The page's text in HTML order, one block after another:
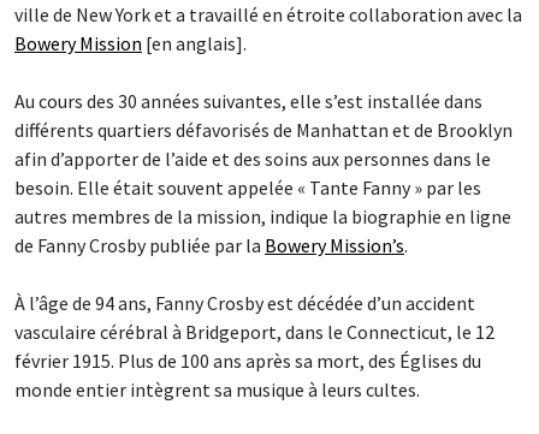
ville de New York et a travaillé en étroite collaboration avec la
Bowery Mission [en anglais].
Au cours des 30 années suivantes, elle s’est installée dans
différents quartiers défavorisés de Manhattan et de Brooklyn
afin d’apporter de l’aide et des soins aux personnes dans le
besoin. Elle était souvent appelée « Tante Fanny » par les
autres membres de la mission, indique la biographie en ligne
de Fanny Crosby publiée par la Bowery Mission’s.
À l’âge de 94 ans, Fanny Crosby est décédée d’un accident
vasculaire cérébral à Bridgeport, dans le Connecticut, le 12
février 1915. Plus de 100 ans après sa mort, des Églises du
monde entier intègrent sa musique à leurs cultes.